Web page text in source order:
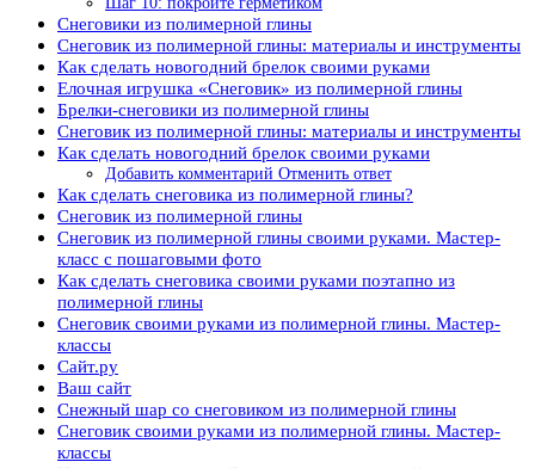
Снеговики из полимерной глины
Снеговик из полимерной глины: материалы и инструменты
Как сделать новогодний брелок своими руками
Елочная игрушка «Снеговик» из полимерной глины
Брелки-снеговики из полимерной глины
Снеговик из полимерной глины: материалы и инструменты
Как сделать новогодний брелок своими руками
Добавить комментарий Отменить ответ
Как сделать снеговика из полимерной глины?
Снеговик из полимерной глины
Снеговик из полимерной глины своими руками. Мастер-
класс с пошаговыми фото
Как сделать снеговика своими руками поэтапно из
полимерной глины
Снеговик своими руками из полимерной глины. Мастер-
классы
Сайт.ру
Ваш сайт
Снежный шар со снеговиком из полимерной глины
Снеговик своими руками из полимерной глины. Мастер-
классы